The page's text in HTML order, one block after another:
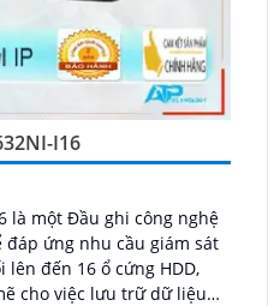
I16
là một Đầu ghi công nghệ
ứng nhu cầu giám sát
cho việc lưu trữ dữ liệu